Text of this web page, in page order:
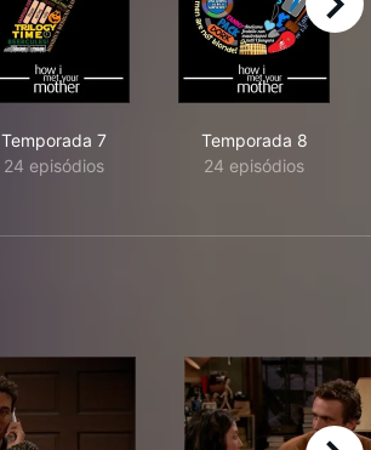
Temporada 7
24 episódios
Temporada 8
24 episódios
right